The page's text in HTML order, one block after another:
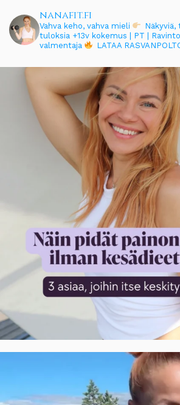
nanafit.fi
Vahva keho, vahva mieli
tuloksia +13v kokemus | PT |
valmentaja
LATAA